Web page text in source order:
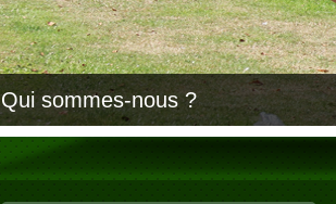
Qui sommes-nous ?